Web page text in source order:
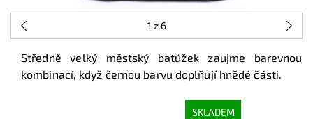
1 z 6
Středně velký městský batůžek zaujme barevnou
kombinací, když černou barvu doplňují hnědé části
SKLADEM